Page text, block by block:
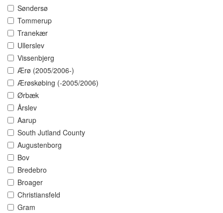
Søndersø
Tommerup
Tranekær
Ullerslev
Vissenbjerg
Ærø (2005/2006-)
Ærøskøbing (-2005/2006)
Ørbæk
Årslev
Aarup
South Jutland County
Augustenborg
Bov
Bredebro
Broager
Christiansfeld
Gram